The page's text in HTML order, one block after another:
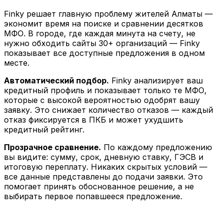
Finky решает главную проблему жителей Алматы —
экономит время на поиске и сравнении десятков
МФО. В городе, где каждая минута на счету, не
нужно обходить сайты 30+ организаций — Finky
показывает все доступные предложения в одном
месте.
Автоматический подбор. Finky анализирует ваш
кредитный профиль и показывает только те МФО,
которые с высокой вероятностью одобрят вашу
заявку. Это снижает количество отказов — каждый
отказ фиксируется в ПКБ и может ухудшить
кредитный рейтинг.
Прозрачное сравнение. По каждому предложению
вы видите: сумму, срок, дневную ставку, ГЭСВ и
итоговую переплату. Никаких скрытых условий —
все данные представлены до подачи заявки. Это
помогает принять обоснованное решение, а не
выбирать первое попавшееся предложение.